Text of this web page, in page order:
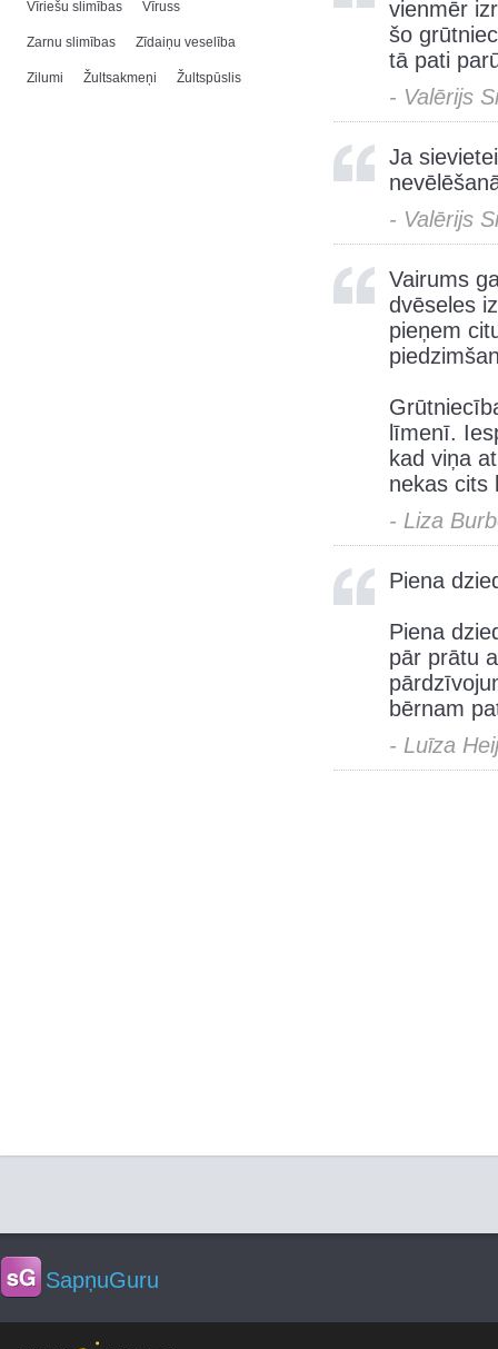
Vīriešu slimības Vīruss
Zarnu slimības Zīdaiņu veselība
Zilumi Žultsakmeņi Žultspūslis
vienmēr
šo
tā pati
- Valērijs
Ja
- Valērijs
Vairums
dvēseles
pieņem
līmenī.
kad viņa
nekas cits
- Liza
Piena
Piena
pār prātu
bērnam
- Luīza
SapņuGuru